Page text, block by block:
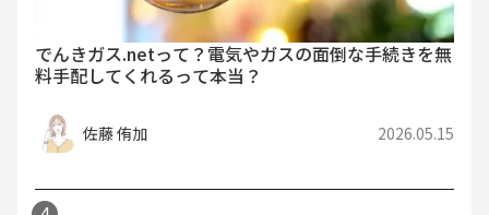
でんきガス.netって？電気やガスの面倒な手続きを無
料手配してくれるって本当？
佐藤 侑加 2026.05.15